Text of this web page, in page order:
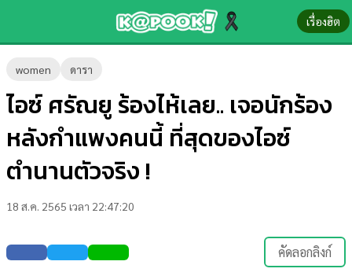
เรื่องฮิต
women ดารา
ไอซ์ ศรัณยู ร้องไห้เลย.. เจอนักร้อง
หลังกำแพงคนนี้ ที่สุดของไอซ์
ตำนานตัวจริง !
18 ส.ค. 2565 เวลา 22:47:20
คัดลอกลิงก์
ข่าว-
ความ
รู้
บันเทิง
ตรวจ
หวย